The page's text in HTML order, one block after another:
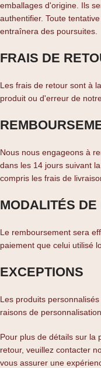
emballages d'origine. Ils
authentifier. Toute
entraînera des poursuites.
FRAIS DE
Les frais de retour sont à
produit ou d'erreur de
Nous nous engageons à
dans les 14 jours suivant
compris les frais de
MODALITÉS
Le remboursement sera
paiement que celui utilisé
EXCEPTIONS
Les produits
raisons de personnalisation.
Pour plus de détails sur la
retour, veuillez contacter
vous assurer une